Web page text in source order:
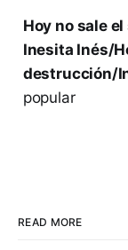
Hoy no sale
Inesita Inés/
destrucción/
popular
READ MORE